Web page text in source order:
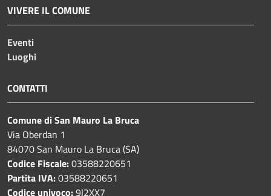
VIVERE IL COMUNE
Eventi
Luoghi
CONTATTI
Comune di San Mauro La Bruca
Via Oberdan 1
84070 San Mauro La Bruca (SA)
Codice Fiscale:03588220651
Partita IVA:03588220651
Codice univoco:9I2XX7